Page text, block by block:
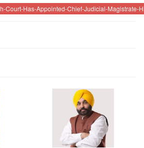
Court-Has-Appointed-Chief-Judicial-Magistrate-